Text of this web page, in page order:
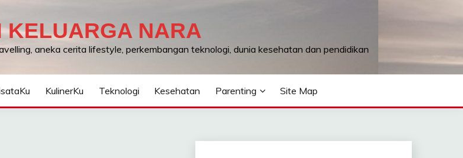
KELUARGA NARA
aneka cerita lifestyle, perkembangan teknologi, dunia kesehatan dan pendidikan
KulinerKu Teknologi Kesehatan Parenting Site Map